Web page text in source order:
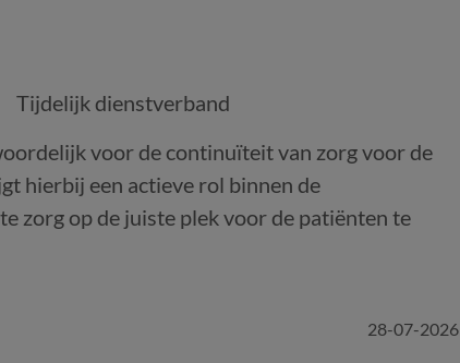
Tijdelijk dienstverband
voor de continuïteit van zorg voor de
hierbij een actieve rol binnen de
zorg op de juiste plek voor de patiënten te
28-07-2026